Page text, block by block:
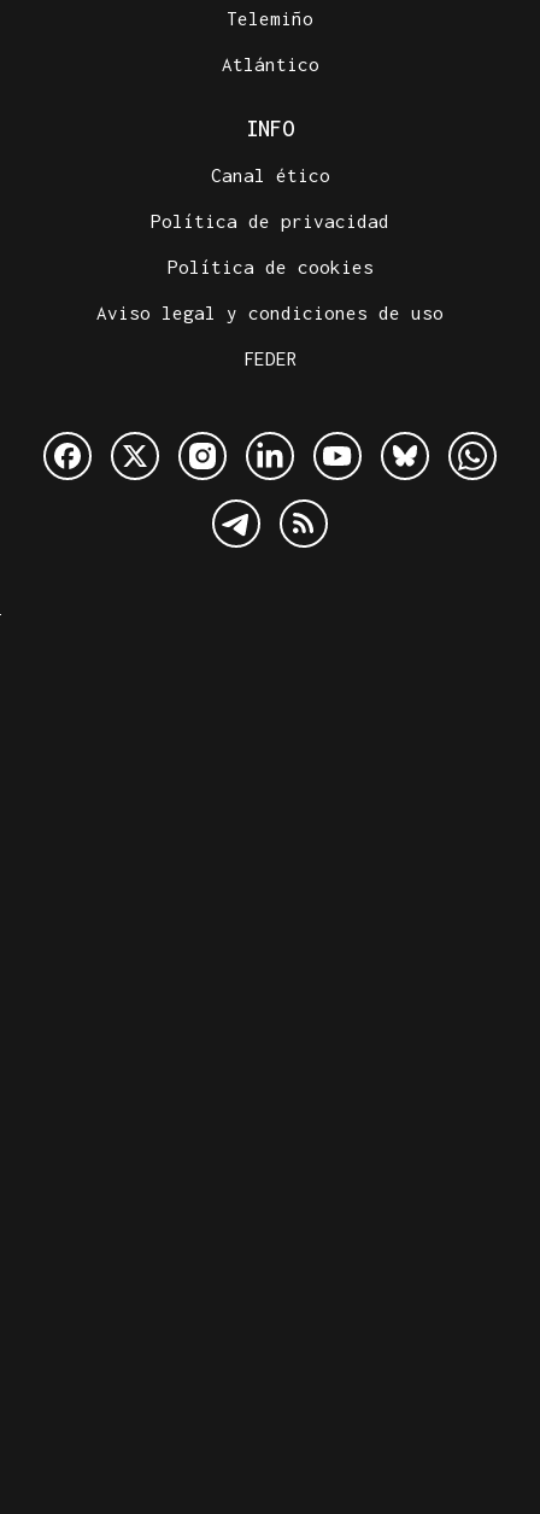
Telemiño
Atlántico
INFO
Canal ético
Política de privacidad
Política de cookies
Aviso legal y condiciones de uso
FEDER